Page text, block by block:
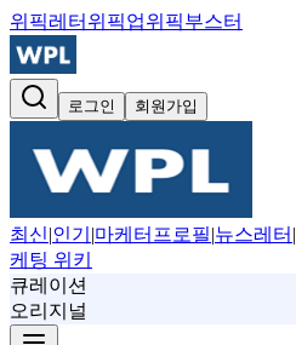
위픽레터 위픽업위픽부스터
로그인 회원가입
최신|인기 |마케터프로필|뉴스레터 |
케팅 위키
큐레이션
오리지널